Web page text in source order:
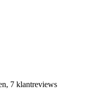
7 klantreviews